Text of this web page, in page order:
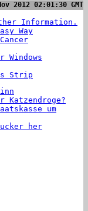
2012 02:01:30 GMT
Information.
Way
Windows
Strip
Katzendroge?
um
her